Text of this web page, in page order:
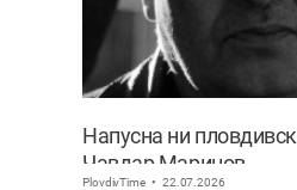
Напусна ни
Чавдар Маринов
PlovdivTime 22.07.2026